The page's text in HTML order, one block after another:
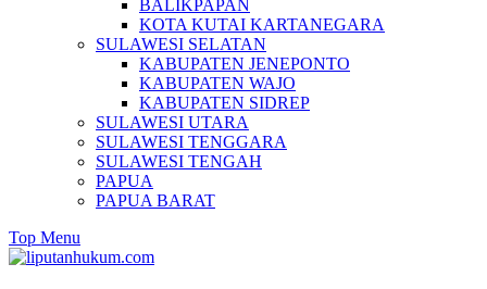
BALIKPAPAN
KOTA KUTAI KARTANEGARA
SULAWESI SELATAN
KABUPATEN JENEPONTO
KABUPATEN WAJO
KABUPATEN SIDREP
SULAWESI UTARA
SULAWESI TENGGARA
SULAWESI TENGAH
PAPUA
PAPUA BARAT
Top Menu